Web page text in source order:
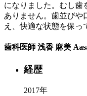
になりました。むし歯
ありません。歯並びや
え、快適な状態を保っ
歯科医師 浅香 麻美
経歴
2017年